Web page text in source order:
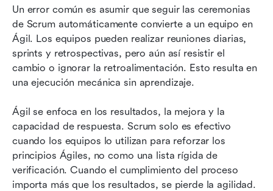
Un error común es asumir que seguir las ceremonias
de Scrum automáticamente convierte a un equipo en
Ágil. Los equipos pueden realizar reuniones diarias,
sprints y retrospectivas, pero aún así resistir el
cambio o ignorar la retroalimentación. Esto resulta en
una ejecución mecánica sin aprendizaje.
Ágil se enfoca en los resultados, la mejora y la
capacidad de respuesta. Scrum solo es efectivo
cuando los equipos lo utilizan para reforzar los
principios Ágiles, no como una lista rígida de
verificación. Cuando el cumplimiento del proceso
importa más que los resultados, se pierde la agilidad.